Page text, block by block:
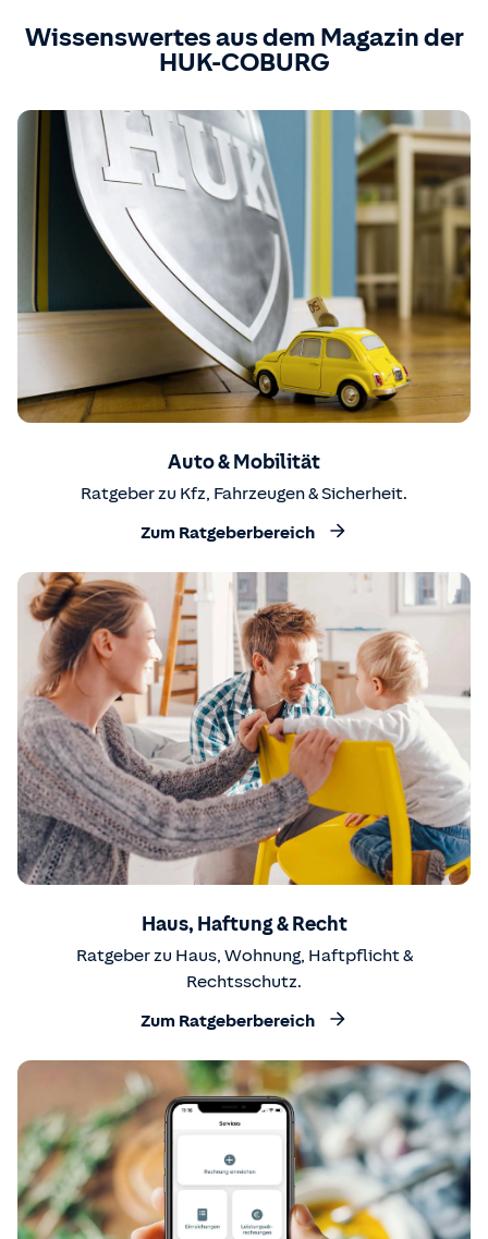
Wissenswertes aus dem Magazin der
HUK-COBURG
Auto & Mobilität
Ratgeber zu Kfz, Fahrzeugen & Sicherheit.
Zum Ratgeberbereich
Haus, Haftung & Recht
Ratgeber zu Haus, Wohnung, Haftpflicht &
Rechtsschutz.
Zum Ratgeberbereich